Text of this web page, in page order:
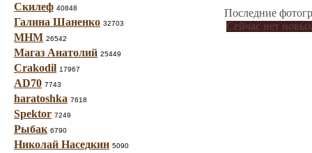
Скилеф 40848
Галина Шаненко 32703
МНМ 26542
Магаз Анатолий 25449
Crakodil 17967
AD70 7743
haratoshka 7618
Spektor 7249
Рыбак 6790
Николай Наседкин 5090
Последние
Сейчас нет